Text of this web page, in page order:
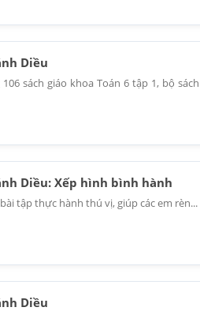
Diều
sách giáo khoa Toán 6 tập 1, bộ sách
Diều: Xếp hình bình hành
tập thực hành thú vị, giúp các em rèn...
Diều